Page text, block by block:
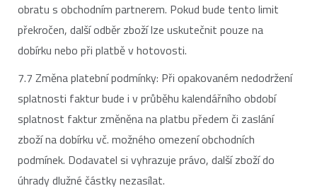
obratu s obchodním partnerem. Pokud bude tento limit
překročen, další odběr zboží lze uskutečnit pouze na
dobírku nebo při platbě v hotovosti.
7.7 Změna platební podmínky: Při opakovaném nedodržení
splatnosti faktur bude i v průběhu kalendářního období
splatnost faktur změněna na platbu předem či zaslání
zboží na dobírku vč. možného omezení obchodních
podmínek. Dodavatel si vyhrazuje právo, další zboží do
úhrady dlužné částky nezasílat.